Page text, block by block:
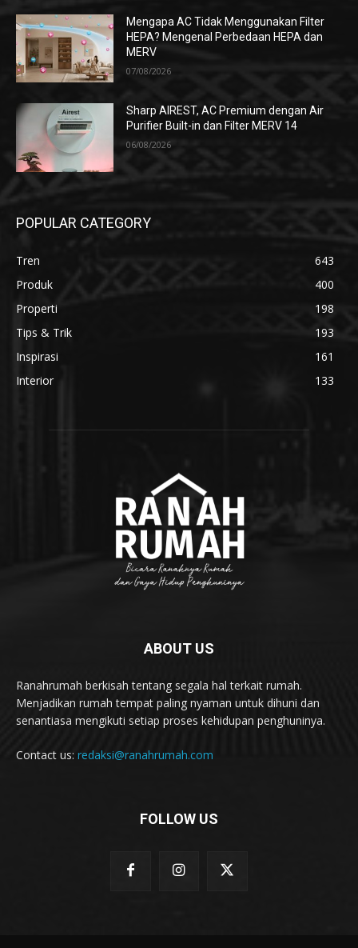
Mengapa AC Tidak Menggunakan Filter
HEPA? Mengenal Perbedaan HEPA dan
MERV
07/08/2026
Sharp AIREST, AC Premium dengan Air
Purifier Built-in dan Filter MERV 14
06/08/2026
POPULAR CATEGORY
Tren
643
Produk
400
Properti
198
Tips & Trik
193
Inspirasi
161
Interior
133
ABOUT US
Ranahrumah berkisah tentang segala hal terkait rumah.
Menjadikan rumah tempat paling nyaman untuk dihuni dan
senantiasa mengikuti setiap proses kehidupan penghuninya.
Contact us: redaksi@ranahrumah.com
FOLLOW US